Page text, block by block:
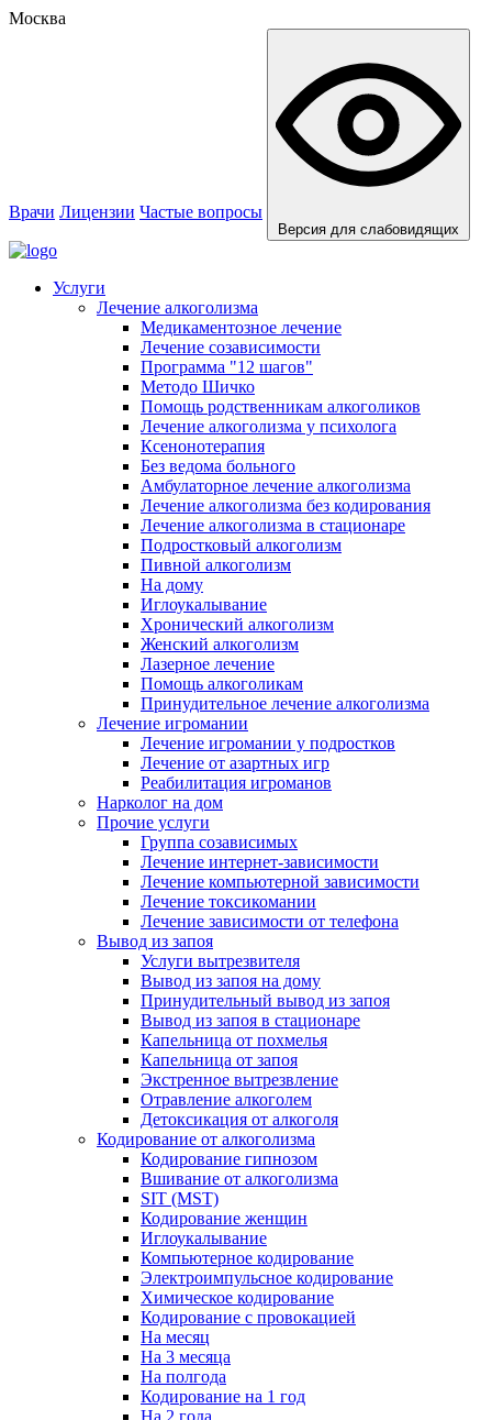
Москва
Врачи Лицензии Частые вопросы
Версия для слабовидящих
Услуги
Лечение алкоголизма
Медикаментозное лечение
Лечение созависимости
Программа "12 шагов"
Методо Шичко
Помощь родственникам алкоголиков
Лечение алкоголизма у психолога
Ксенонотерапия
Без ведома больного
Амбулаторное лечение алкоголизма
Лечение алкоголизма без кодирования
Лечение алкоголизма в стационаре
Подростковый алкоголизм
Пивной алкоголизм
На дому
Иглоукалывание
Хронический алкоголизм
Женский алкоголизм
Лазерное лечение
Помощь алкоголикам
Принудительное лечение алкоголизма
Лечение игромании
Лечение игромании у подростков
Лечение от азартных игр
Реабилитация игроманов
Нарколог на дом
Прочие услуги
Группа созависимых
Лечение интернет-зависимости
Лечение компьютерной зависимости
Лечение токсикомании
Лечение зависимости от телефона
Вывод из запоя
Услуги вытрезвителя
Вывод из запоя на дому
Принудительный вывод из запоя
Вывод из запоя в стационаре
Капельница от похмелья
Капельница от запоя
Экстренное вытрезвление
Отравление алкоголем
Детоксикация от алкоголя
Кодирование от алкоголизма
Кодирование гипнозом
Вшивание от алкоголизма
SIT (MST)
Кодирование женщин
Иглоукалывание
Компьютерное кодирование
Электроимпульсное кодирование
Химическое кодирование
Кодирование с провокацией
На месяц
На 3 месяца
На полгода
Кодирование на 1 год
На 2 года